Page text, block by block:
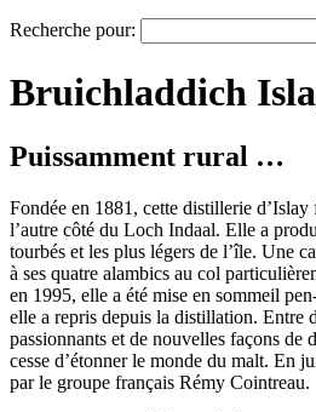
Recherche pour:
Bruichladdich
Puissamment rural …
Fondée en 1881, cette distillerie
l’autre côté du Loch Indaal. Elle a
tourbés et les plus légers de l’île. Une
à ses quatre alambics au col
en 1995, elle a été mise en sommeil
elle a repris depuis la distillation. Entre
passionnants et de nouvelles façons
cesse d’étonner le monde du malt. En
par le groupe français Rémy Cointreau.